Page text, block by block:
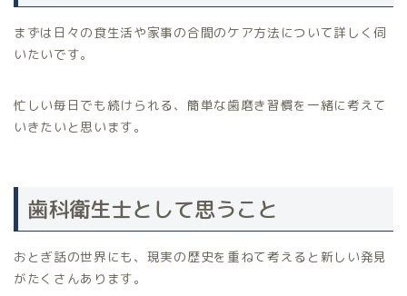
まずは日々の食生活や家事の合間のケア方法について詳しく伺
いたいです。
忙しい毎日でも続けられる、簡単な歯磨き習慣を一緒に考えて
いきたいと思います。
歯科衛生士として思うこと
おとぎ話の世界にも、現実の歴史を重ねて考えると新しい発見
がたくさんあります。